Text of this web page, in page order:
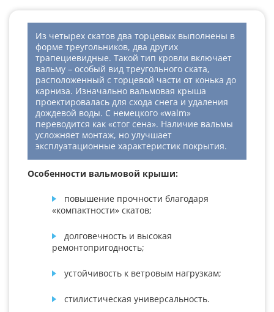
Из четырех скатов два торцевых выполнены в
форме треугольников, два других
трапециевидные. Такой тип кровли включает
вальму – особый вид треугольного ската,
расположенный с торцевой части от конька до
карниза. Изначально вальмовая крыша
проектировалась для схода снега и удаления
дождевой воды. С немецкого «walm»
переводится как «стог сена». Наличие вальмы
усложняет монтаж, но улучшает
эксплуатационные характеристик покрытия.
Особенности вальмовой крыши:
повышение прочности благодаря
«компактности» скатов;
долговечность и высокая
ремонтопригодность;
устойчивость к ветровым нагрузкам;
стилистическая универсальность.